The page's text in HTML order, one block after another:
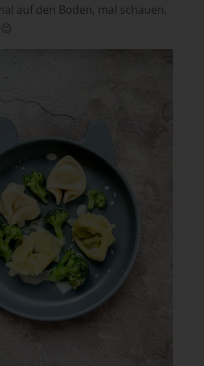
auf den Boden, mal schauen,